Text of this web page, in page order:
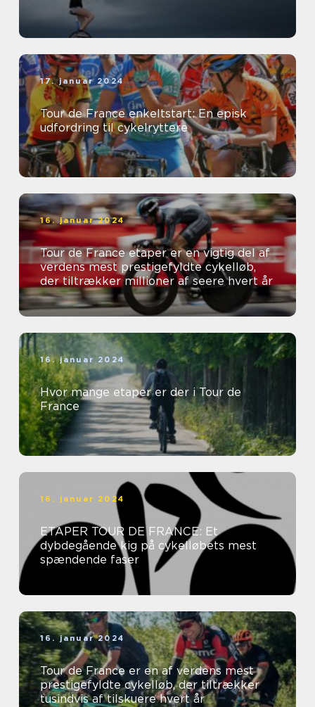
17. januar 2024
Tour de France enkeltstart: En episk
udfordring til cykelryttere
16. januar 2024
Tour de France etaper er en vigtig del af
verdens mest prestigefyldte cykelløb,
der tiltrækker millioner af seere hvert år
16. januar 2024
Hvor mange etaper er der i Tour de
France
16. januar 2024
ETAPER TOUR DE FRANCE: Et
dybdegående kig på cykelløbets mest
spændende faser
16. januar 2024
Tour de France er en af verdens mest
prestigefyldte cykelløb, der tiltrækker
tusindvis af tilskuere hvert år